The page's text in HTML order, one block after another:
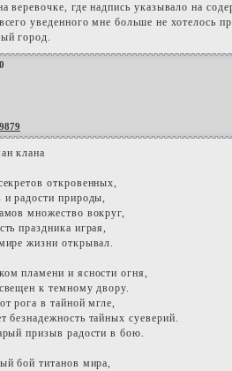
веревочке, где надпись указывало на
уведенного мне больше не хотелось
город.
клана
откровенных,
и радости природы,
множество вокруг,
праздника играя,
жизни открывал.
пламени и ясности огня,
к темному двору.
рога в тайной мгле,
безнадежность тайных суеверий.
призыв радости в бою.
бой титанов мира,